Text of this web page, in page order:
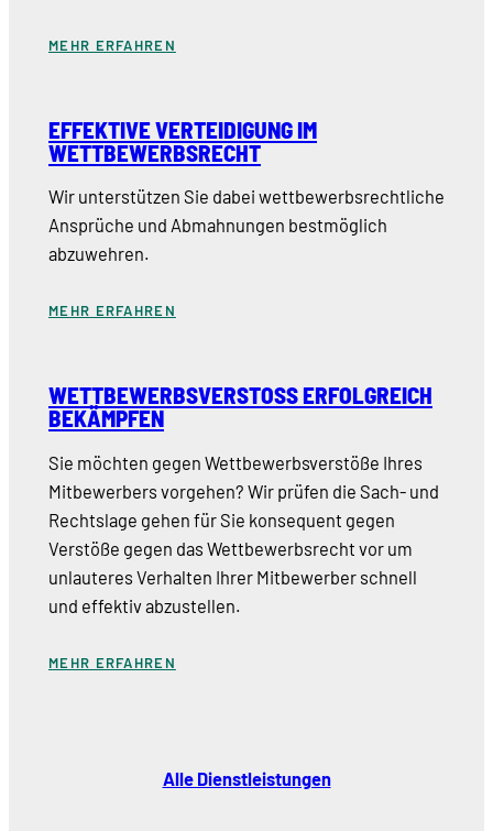
MEHR ERFAHREN
EFFEKTIVE VERTEIDIGUNG IM
WETTBEWERBSRECHT
Wir unterstützen Sie dabei wettbewerbsrechtliche
Ansprüche und Abmahnungen bestmöglich
abzuwehren.
MEHR ERFAHREN
WETTBEWERBSVERSTOSS ERFOLGREICH B
EKÄMPFEN
Sie möchten gegen Wettbewerbsverstöße Ihres
Mitbewerbers vorgehen? Wir prüfen die Sach- und
Rechtslage gehen für Sie konsequent gegen
Verstöße gegen das Wettbewerbsrecht vor um
unlauteres Verhalten Ihrer Mitbewerber schnell
und effektiv abzustellen.
MEHR ERFAHREN
Alle Dienstleistungen